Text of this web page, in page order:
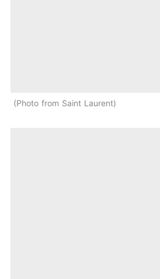
Photo from Saint Laurent